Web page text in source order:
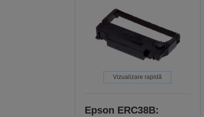
Vizualizare rapidă
Epson ERC38B: